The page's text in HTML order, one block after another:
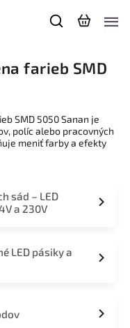
farieb SMD
SMD 5050 Sanan je
políc alebo pracovných
meniť farby a efekty
sád – LED
a 230V
LED pásiky a